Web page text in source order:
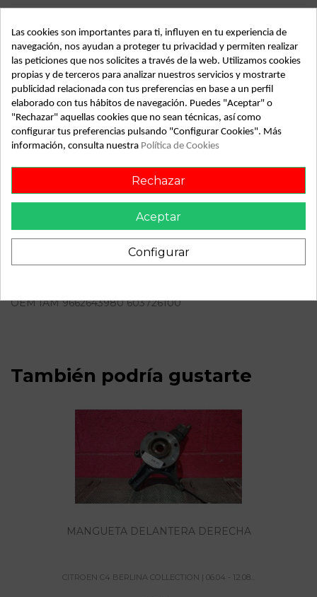
Modelo
C4 BERLINA Collection |
06.04 - 12.08
Tipo vehículo
Turismo
Almacén
49349
SubAlmacén
395
SubSubAlmacén
100030114
Fecha disponible: 2022-04-06
OEM IAM 9662643980 603726100
También podría gustarte
MANGUETA DELANTERA DERECHA
CITROEN C4 BERLINA COLLECTION | 06.04 - 12.08...
Las cookies son importantes para ti, influyen en tu experiencia de
navegación, nos ayudan a proteger tu privacidad y permiten realizar
las peticiones que nos solicites a través de la web. Utilizamos cookies
propias y de terceros para analizar nuestros servicios y mostrarte
publicidad relacionada con tus preferencias en base a un perfil
elaborado con tus hábitos de navegación. Puedes "Aceptar" o
"Rechazar" aquellas cookies que no sean técnicas, así como
configurar tus preferencias pulsando "Configurar Cookies". Más
información, consulta nuestra Política de Cookies
Rechazar
Aceptar
Configurar